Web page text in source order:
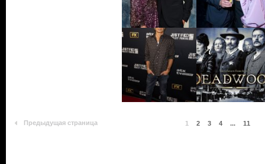
Предыдущая страница 1 2 3 4 ... 11